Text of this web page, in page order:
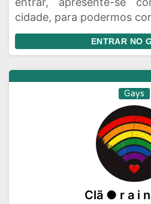
cidade, para podermos
ENTRAR NO
Gays
Clã ● r a i